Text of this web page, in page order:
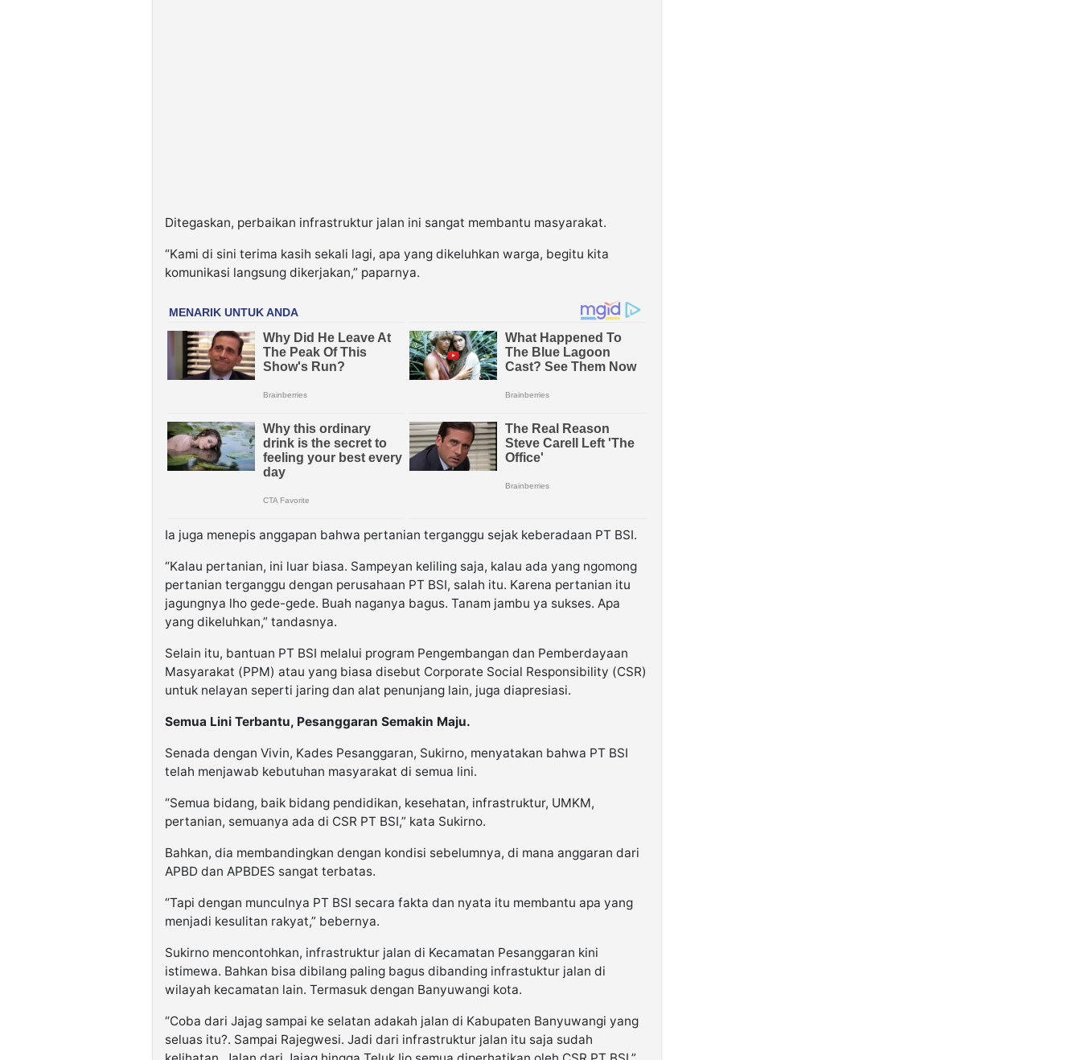
Ditegaskan, perbaikan infrastruktur jalan ini sangat membantu masyarakat.
“Kami di sini terima kasih sekali lagi, apa yang dikeluhkan warga, begitu kita
komunikasi langsung dikerjakan,” paparnya.
Ia juga menepis anggapan bahwa pertanian terganggu sejak keberadaan PT BSI.
“Kalau pertanian, ini luar biasa. Sampeyan keliling saja, kalau ada yang ngomong
pertanian terganggu dengan perusahaan PT BSI, salah itu. Karena pertanian itu
jagungnya lho gede-gede. Buah naganya bagus. Tanam jambu ya sukses. Apa
yang dikeluhkan,” tandasnya.
Selain itu, bantuan PT BSI melalui program Pengembangan dan Pemberdayaan
Masyarakat (PPM) atau yang biasa disebut Corporate Social Responsibility (CSR)
untuk nelayan seperti jaring dan alat penunjang lain, juga diapresiasi.
Semua Lini Terbantu, Pesanggaran Semakin Maju.
Senada dengan Vivin, Kades Pesanggaran, Sukirno, menyatakan bahwa PT BSI
telah menjawab kebutuhan masyarakat di semua lini.
“Semua bidang, baik bidang pendidikan, kesehatan, infrastruktur, UMKM,
pertanian, semuanya ada di CSR PT BSI,” kata Sukirno.
Bahkan, dia membandingkan dengan kondisi sebelumnya, di mana anggaran dari
APBD dan APBDES sangat terbatas.
“Tapi dengan munculnya PT BSI secara fakta dan nyata itu membantu apa yang
menjadi kesulitan rakyat,” bebernya.
Sukirno mencontohkan, infrastruktur jalan di Kecamatan Pesanggaran kini
istimewa. Bahkan bisa dibilang paling bagus dibanding infrastuktur jalan di
wilayah kecamatan lain. Termasuk dengan Banyuwangi kota.
“Coba dari Jajag sampai ke selatan adakah jalan di Kabupaten Banyuwangi yang
seluas itu?. Sampai Rajegwesi. Jadi dari infrastruktur jalan itu saja sudah